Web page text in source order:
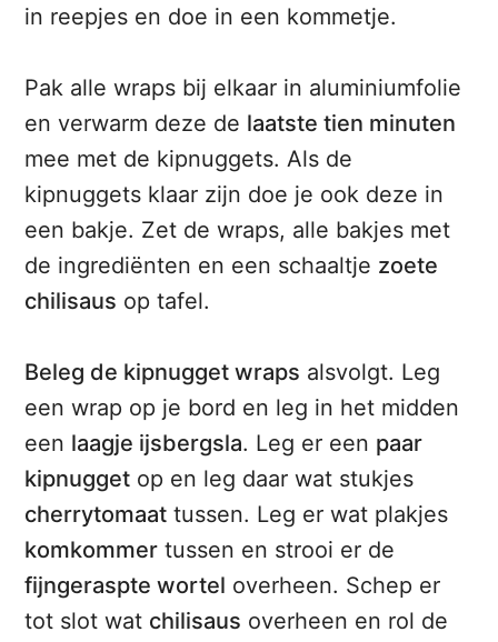
in reepjes en doe in een kommetje.
Pak alle wraps bij elkaar in aluminiumfolie
en verwarm deze de laatste tien minuten
mee met de kipnuggets. Als de
kipnuggets klaar zijn doe je ook deze in
een bakje. Zet de wraps, alle bakjes met
de ingrediënten en een schaaltje zoete
chilisaus op tafel.
Beleg de kipnugget wraps alsvolgt. Leg
een wrap op je bord en leg in het midden
een laagje ijsbergsla. Leg er een paar
kipnugget op en leg daar wat stukjes
cherrytomaat tussen. Leg er wat plakjes
komkommer tussen en strooi er de
fijngeraspte wortel overheen. Schep er
tot slot wat chilisaus overheen en rol de